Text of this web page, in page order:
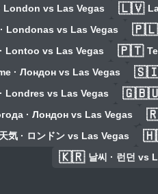
London vs Las Vegas 🇱🇻
Londonas vs Las Vegas 🇵🇱
Lontoo vs Las Vegas 🇵🇹
· Лондон vs Las Vegas
Londres vs Las Vegas
· Лондон vs Las Vegas
天気 · ロンドン vs Las Vegas
🇰🇷 날씨 · 런던 vs